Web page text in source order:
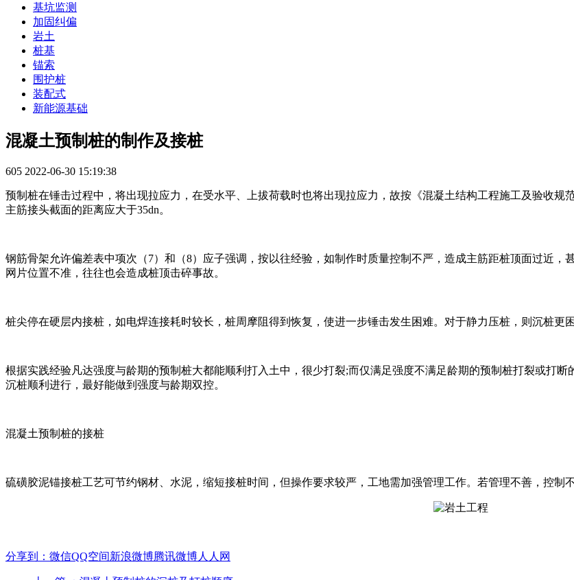
基坑监测
加固纠偏
岩土
桩基
锚索
围护桩
装配式
新能源基础
混凝土预制桩的制作及接桩
605 2022-06-30 15:19:38
预制桩在锤击过程中，将出现拉应力，在受水平、上拔荷载时也将出现拉应力，故按《混凝土结构工程施工及验收规
主筋接头截面的距离应大于35dn。
钢筋骨架允许偏差表中项次（7）和（8）应子强调，按以往经验，如制作时质量控制不严，造成主筋距桩顶面过近，
网片位置不准，往往也会造成桩顶击碎事故。
桩尖停在硬层内接桩，如电焊连接耗时较长，桩周摩阻得到恢复，使进一步锤击发生困难。对于静力压桩，则沉桩更
根据实践经验凡达强度与龄期的预制桩大都能顺利打入土中，很少打裂;而仅满足强度不满足龄期的预制桩打裂或打
沉桩顺利进行，最好能做到强度与龄期双控。
混凝土预制桩的接桩
硫磺胶泥锚接桩工艺可节约钢材、水泥，缩短接桩时间，但操作要求较严，工地需加强管理工作。若管理不善，控制
分享到： 微信QQ空间新浪微博腾讯微博人人网